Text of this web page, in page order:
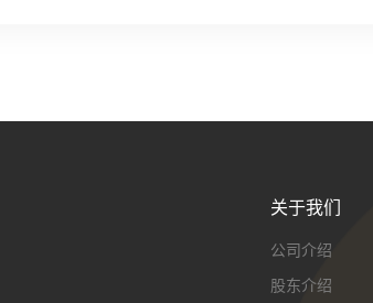
关于我们
公司介绍
股东介绍